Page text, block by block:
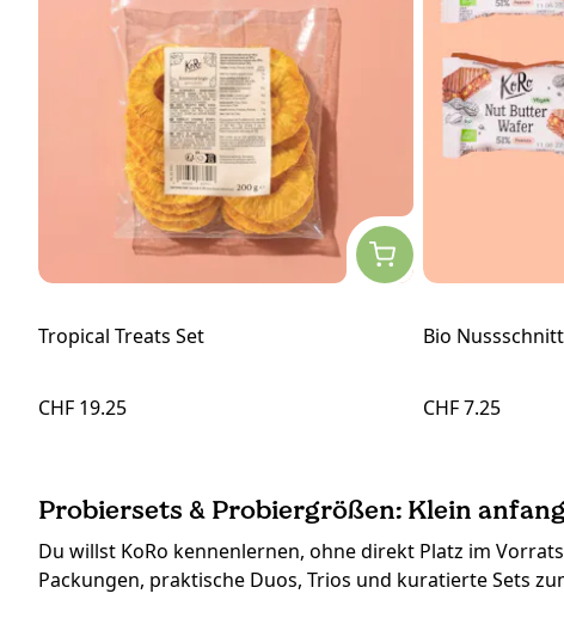
Tropical Treats Set
CHF 19.25
Bio
CHF 7.25
Probiersets & Probiergrößen: Klein
Du willst KoRo kennenlernen, ohne direkt Platz im
Packungen, praktische Duos, Trios und kuratierte Sets